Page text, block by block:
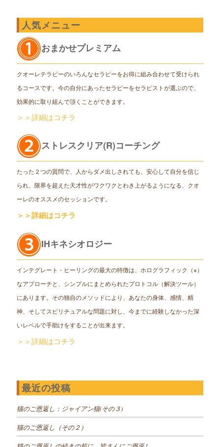
人気メニュー
おまかせプレミアム
クオーレテラピーのいろんなセラピーをお得に組み合わせて受けられ
るコースです。今の自分にあったセラピーをセラピストが選ぶので、
効果的に取り組んで頂くことができます。
＞＞詳細はコチラ
ストレスクリア(R)コーチング
たった２つの質問で、人からダメ出しされても、安心して自分を信じ
られ、限界を超えた天才性がワクワクとわき上がるようになる、クオ
ーレのオススメのセッションです。
＞＞詳細はコチラ
IHキネシオロジー
インテグレート・ヒーリングの最大の特徴は、ホログラフィック（※）
なアプローチと、シンプルにまとめられたプロトコル（解決ツール）
にあります。その独自のメソッドにより、あなたの身体、感情、精
神、そしてスピリチュアルな問題に対し、今までに経験しなかった深
いレベルで手助けをすることが出来ます。
＞＞詳細はコチラ
最近の投稿
猫のご恩返し：ジャイアン猫(その３)
猫のご恩返し（その２）